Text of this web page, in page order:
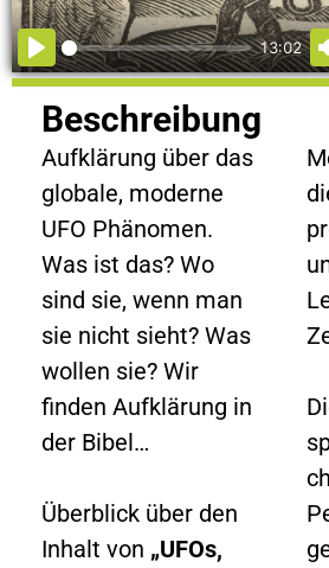
13:02
Beschreibung
Aufklärung über das
globale, moderne
UFO Phänomen.
Was ist das? Wo
sind sie, wenn man
sie nicht sieht? Was
wollen sie? Wir
finden Aufklärung in
der Bibel…
Überblick über den
Inhalt von „UFOs,